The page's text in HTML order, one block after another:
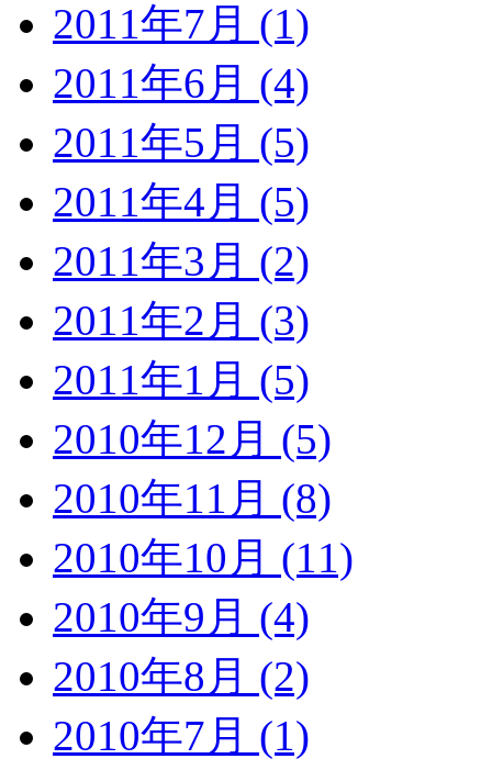
2011年7月 (1)
2011年6月 (4)
2011年5月 (5)
2011年4月 (5)
2011年3月 (2)
2011年2月 (3)
2011年1月 (5)
2010年12月 (5)
2010年11月 (8)
2010年10月 (11)
2010年9月 (4)
2010年8月 (2)
2010年7月 (1)